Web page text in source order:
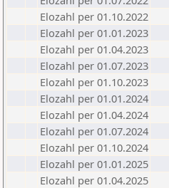
Elozahl per 01.10.2022
Elozahl per 01.01.2023
Elozahl per 01.04.2023
Elozahl per 01.07.2023
Elozahl per 01.10.2023
Elozahl per 01.01.2024
Elozahl per 01.04.2024
Elozahl per 01.07.2024
Elozahl per 01.10.2024
Elozahl per 01.01.2025
Elozahl per 01.04.2025